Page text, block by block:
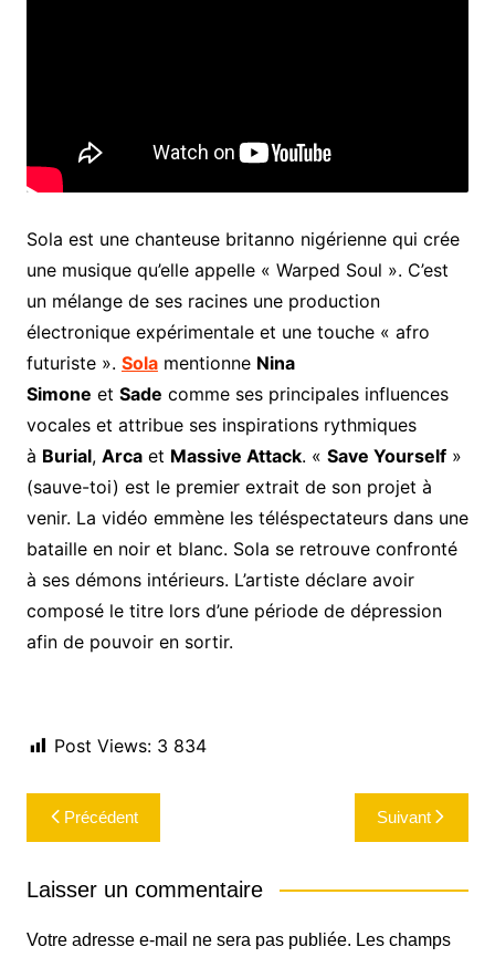
Sola est une chanteuse britanno nigérienne qui crée
une musique qu’elle appelle « Warped Soul ». C’est
un mélange de ses racines une production
électronique expérimentale et une touche « afro
futuriste ». Solamentionne Nina
Simone et Sade comme ses principales influences
vocales et attribue ses inspirations rythmiques
à Burial, Arcaet Massive Attack. « Save Yourself»
(sauve-toi) est le premier extrait de son projet à
venir. La vidéo emmène les téléspectateurs dans une
bataille en noir et blanc. Sola se retrouve confronté
à ses démons intérieurs. L’artiste déclare avoir
composé le titre lors d’une période de dépression
afin de pouvoir en sortir.
Post Views: 3 834
Navigation
de
l’article
Précédent Suivant
Laisser un commentaire
Votre adresse e-mail ne sera pas publiée. Les champs